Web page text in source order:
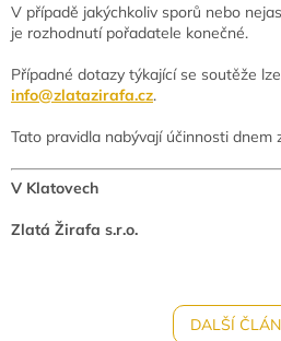
V případě jakýchkoliv sporů nebo
je rozhodnutí pořadatele konečné.
Případné dotazy týkající se soutěže
info@zlatazirafa.cz.
Tato pravidla nabývají účinnosti dnem
V Klatovech
Zlatá Žirafa s.r.o.
DALŠÍ